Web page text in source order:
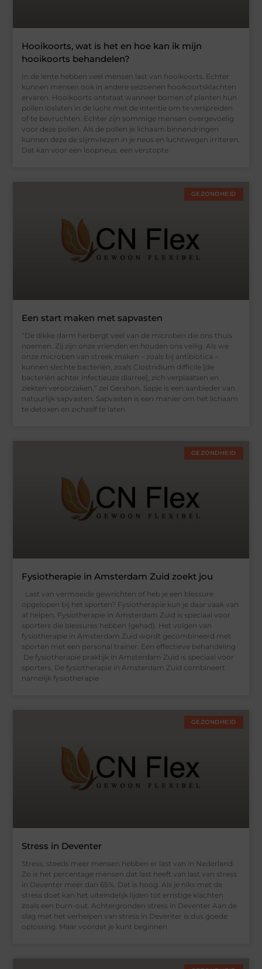
Hooikoorts, wat is het en hoe kan ik mijn
hooikoorts behandelen?
In de lente hebben veel mensen last van hooikoorts. Echter
kunnen mensen ook in andere seizoenen hooikoortsklachten
ervaren. Hooikoorts ontstaat wanneer bomen of planten hun
pollen loslaten in de lucht met de intentie om te verspreiden
of te bevruchten. Echter zijn sommige mensen overgevoelig
voor deze pollen. Als de pollen je lichaam binnendringen
kunnen deze de slijmvliezen in je neus en luchtwegen irriteren.
Dat kan voor een loopneus, een verstopte
GEZONDHEID
Een start maken met sapvasten
“De dikke darm herbergt veel van de microben die ons thuis
noemen. Zij zijn onze vrienden en houden ons veilig. Als we
onze microben van streek maken – zoals bij antibiotica –
kunnen slechte bacteriën, zoals Clostridium difficile [de
bacteriën achter infectieuze diarree], zich verplaatsen en
ziekten veroorzaken,” zei Gershon. Sapje is een aanbieder van
natuurlijk sapvasten. Sapvasten is een manier om het lichaam
te detoxen en zichzelf te laten
GEZONDHEID
Fysiotherapie in Amsterdam Zuid zoekt jou
Last van vermoeide gewrichten of heb je een blessure
opgelopen bij het sporten? Fysiotherapie kun je daar vaak van
af helpen. Fysiotherapie in Amsterdam Zuid is speciaal voor
sporters die blessures hebben (gehad). Het volgen van
fysiotherapie in Amsterdam Zuid wordt gecombineerd met
sporten met een personal trainer. Een effectieve behandeling
De fysiotherapie praktijk in Amsterdam Zuid is speciaal voor
sporters. De fysiotherapie in Amsterdam Zuid combineert
namelijk fysiotherapie
GEZONDHEID
Stress in Deventer
Stress, steeds meer mensen hebben er last van in Nederland.
Zo is het percentage mensen dat last heeft van last van stress
in Deventer meer dan 65%. Dat is hoog. Als je niks met de
stress doet kan het uiteindelijk lijden tot ernstige klachten
zoals een burn-out. Achtergronden stress in Deventer Aan de
slag met het verhelpen van stress in Deventer is dus goede
oplossing. Maar voordat je kunt beginnen